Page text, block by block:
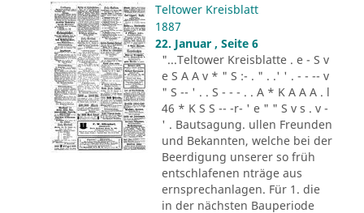
Teltower Kreisblatt
1887
22. Januar , Seite 6
"...Teltower Kreisblatte . e - S v
e S A A v * " S :- . " . .' ' . - - -- v
" S -- ' . . S - - - . . A * K A A A . l
46 * K S S -- -r- ' e " " S v s . v -
' . Bautsagung. ullen Freunden
und Bekannten, welche bei der
Beerdigung unserer so früh
entschlafenen nträge aus
ernsprechanlagen. Für 1. die
in der nächsten Bauperiode